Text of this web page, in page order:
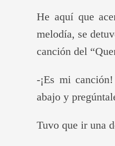
He aquí que
melodía, se
canción del
-¡Es mi
abajo y
Tuvo que ir una